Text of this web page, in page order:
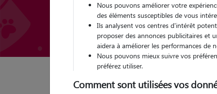
Garde d'animaux Meilleure croquette pour chat
Nous pouvons améliorer votre
des éléments susceptibles de vous
Ils analysent vos centres d'intérêt
proposer des annonces publicitaires et
aidera à améliorer les performances de
Nous pouvons mieux suivre vos
préférez utiliser.
Comment sont utilisées vos